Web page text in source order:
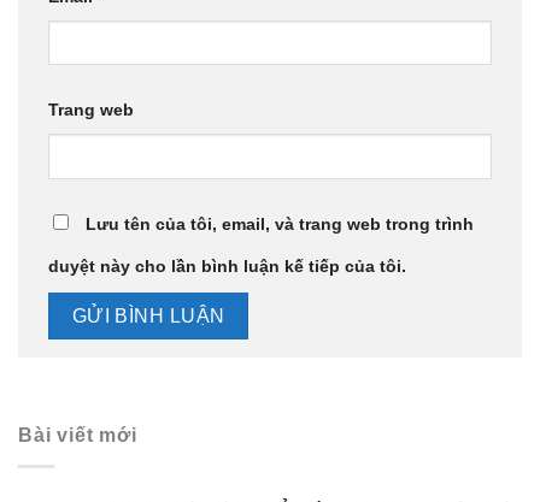
Trang web
Lưu tên của tôi, email, và trang web trong trình
duyệt này cho lần bình luận kế tiếp của tôi.
Bài viết mới